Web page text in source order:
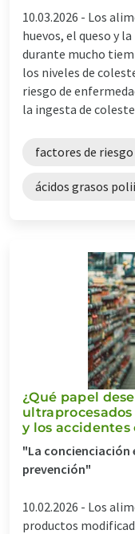
10.03.2026 - Los
huevos, el queso y
durante mucho
los niveles de
riesgo de
la ingesta de
factores de riesgo
ácidos grasos
¿Qué papel
y los accidentes
"La concienciación
prevención"
10.02.2026 - Los
productos